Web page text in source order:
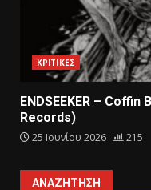
ΚΡΙΤΙΚΕΣ
ENDSEEKER –
Records)
25 Ιουνίου 2026 215
ΑΝΑΖΉΤΗΣΗ